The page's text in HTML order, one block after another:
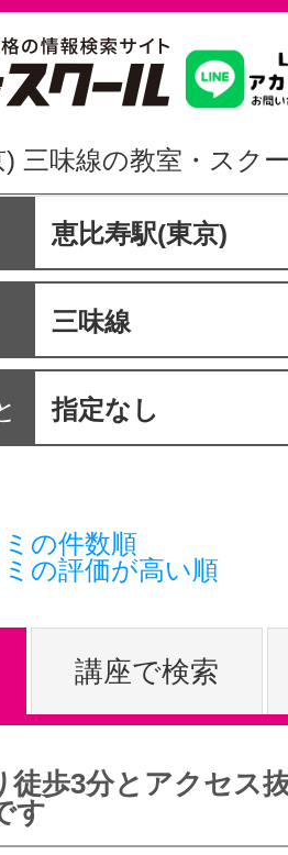
習いたいこ
スクールを
駅・路線か
通信講座を
体験レッス
やりたいこ
特集をみる
グッドスク
三味線の教室・スク
恵比寿駅(東京)
三味線
指定なし
の件数順
の評価が高い順
講座で検索
徒歩3分とアクセス
す